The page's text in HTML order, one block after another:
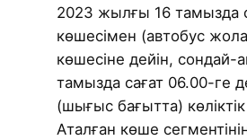
2023 жылғы 16 тамызда
көшесімен (автобус
көшесіне дейін, сондай-
тамызда сағат 06.00-ге
(шығыс бағытта) көліктік
Аталған көше